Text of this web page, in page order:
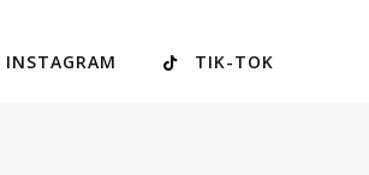
INSTAGRAM TIK-TOK